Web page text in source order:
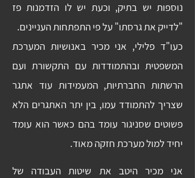
נוספות יש בתיק, וכעת יש לו הזדמנות פז
"לדייק את גרסתו" על פי התפתחות העניינים.
כעו"ד פלילי, אני מכיר באנושיות המערכת
המשפטית ובהתמודדות עם התקשורת ועם
הרשתות החברתיות, המעמידות עוד אתגר
שצריך להתמודד עמו, בין יתר האתגרים הלא
פשוטים שסניגור עומד בהם כאשר הוא עומד
יחיד למול מערכת חזקה מאוד.
אני מכיר היטב את שיטות העבודה של